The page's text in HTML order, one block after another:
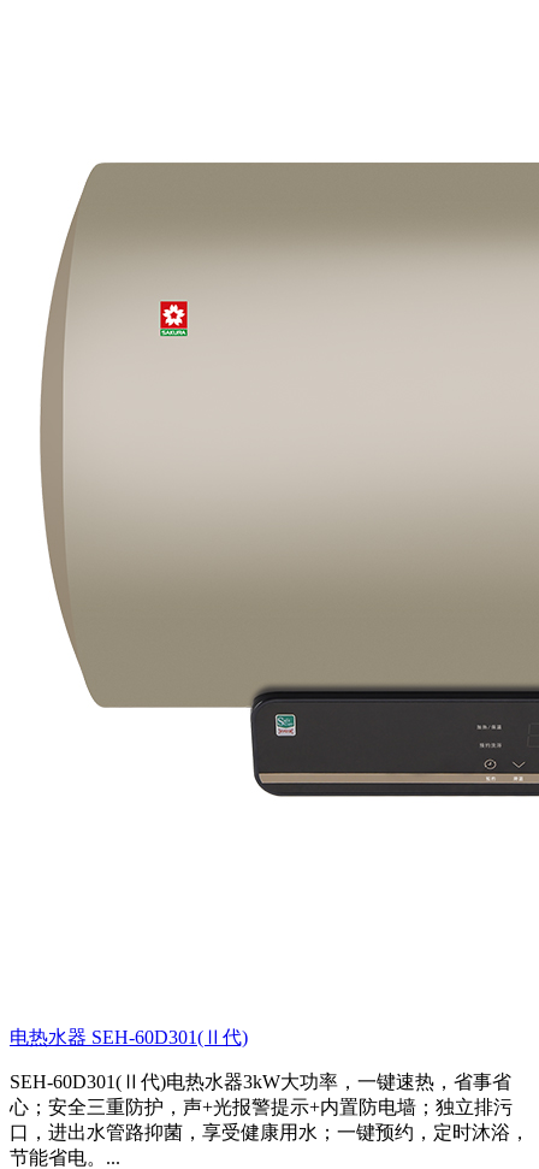
电热水器 SEH-60D301(Ⅱ代)
SEH-60D301(Ⅱ代)电热水器3kW大功率，一键速热，省事省
心；安全三重防护，声+光报警提示+内置防电墙；独立排污
口，进出水管路抑菌，享受健康用水；一键预约，定时沐浴，
节能省电。...